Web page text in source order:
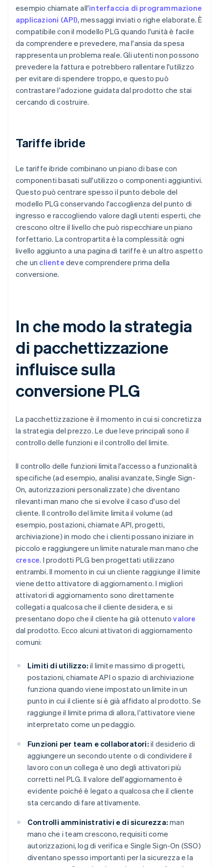
esempio chiamate all'interfaccia di programmazione
applicazioni (API), messaggi inviati o righe elaborate. È
compatibile con il modello PLG quando l'unità è facile
da comprendere e prevedere, ma l'ansia da spesa
rappresenta un problema reale. Gli utenti non possono
prevedere la fattura e potrebbero rallentare l'utilizzo
per evitare di spendere troppo, e questo può
contrastare l'adozione guidata dal prodotto che stai
cercando di costruire.
Tariffe ibride
Le tariffe ibride combinano un piano di base con
componenti basati sull'utilizzo o componenti aggiuntivi.
Questo può centrare spesso il punto debole del
modello PLG conservando l'accoglienza del punto di
ingresso e raccogliendo valore dagli utenti esperti, che
crescono oltre il livello che può rispecchiare un piano
forfettario. La contropartita è la complessità: ogni
livello aggiunto a una pagina di tariffe è un altro aspetto
che un cliente deve comprendere prima della
conversione.
In che modo la strategia
di pacchettizzazione
influisce sulla
conversione PLG
La pacchettizzazione è il momento in cui si concretizza
la strategia del prezzo. Le due leve principali sono il
controllo delle funzioni e il controllo del limite.
Il controllo delle funzioni limita l'accesso a funzionalità
specifiche (ad esempio, analisi avanzate, Single Sign-
On, autorizzazioni personalizzate) che diventano
rilevanti man mano che si evolve il caso d'uso del
cliente. Il controllo del limite limita il volume (ad
esempio, postazioni, chiamate API, progetti,
archiviazione) in modo che i clienti possano iniziare in
piccolo e raggiungere un limite naturale man mano che
cresce. I prodotti PLG ben progettati utilizzano
entrambi. Il momento in cui un cliente raggiunge il limite
viene detto attivatore di aggiornamento. I migliori
attivatori di aggiornamento sono direttamente
collegati a qualcosa che il cliente desidera, e si
presentano dopo che il cliente ha già ottenutovalore
dal prodotto. Ecco alcuni attivatori di aggiornamento
comuni:
Limiti di utilizzo: il limite massimo di progetti,
postazioni, chiamate API o spazio di archiviazione
funziona quando viene impostato un limite in un
punto in cui il cliente si è già affidato al prodotto. Se
raggiunge il limite prima di allora, l'attivatore viene
interpretato come un pedaggio.
Funzioni per team e collaboratori: il desiderio di
aggiungere un secondo utente o di condividere il
lavoro con un collega è uno degli attivatori più
corretti nel PLG. Il valore dell'aggiornamento è
evidente poiché è legato a qualcosa che il cliente
sta cercando di fare attivamente.
Controlli amministrativi e di sicurezza: man
mano che i team crescono, requisiti come
autorizzazioni, log di verifica e Single Sign-On (SSO)
diventano spesso importanti per la sicurezza e la